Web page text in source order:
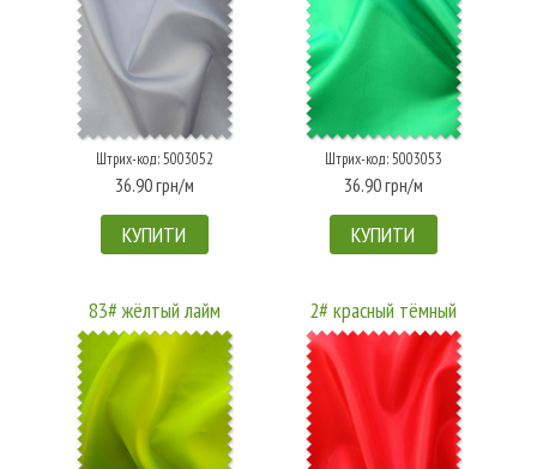
Штрих-код: 5003052
36.90 грн/м
КУПИТИ
Штрих-код: 5003053
36.90 грн/м
КУПИТИ
83# жёлтый лайм 2# красный тёмный